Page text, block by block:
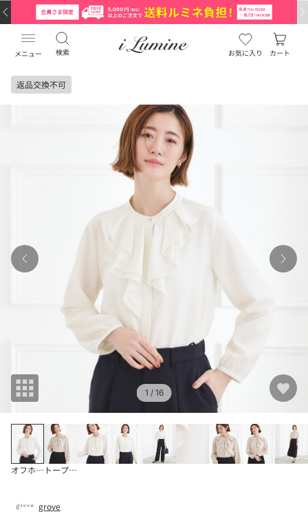
メニュー 検索 お気に入り カート
返品交換不可
1 / 16
オフホワイト(003
トープ(054)
grove